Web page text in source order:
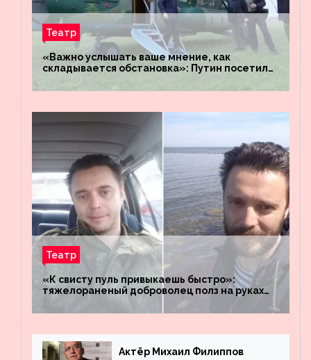
Театр
«Важно услышать ваше мнение, как
складывается обстановка»: Путин посетил
«Восток»
Театр
«К свисту пуль привыкаешь быстро»:
тяжелораненый доброволец полз на руках
четыре километра через заминированное
поле
Актёр Михаил Филиппов